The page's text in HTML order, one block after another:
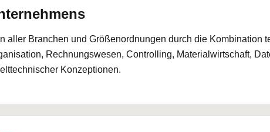
aller Branchen und Größenordnungen durch die Kombination
Rechnungswesen, Controlling, Materialwirtschaft,
Konzeptionen.